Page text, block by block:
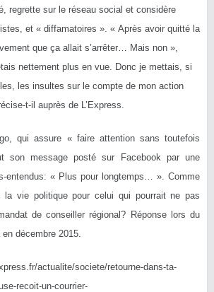
regrette sur le réseau social et considère
et « diffamatoires ». « Après avoir quitté la
que ça allait s’arrêter… Mais non »,
nettement plus en vue. Donc je mettais, si
les insultes sur le compte de mon action
t-il auprès de L’Express.
qui assure « faire attention sans toutefois
son message posté sur Facebook par une
entendus: « Plus pour longtemps… ». Comme
la vie politique pour celui qui pourrait ne pas
de conseiller régional? Réponse lors du
décembre 2015.
actualite/societe/retourne-dans-ta-
recoit-un-courrier-